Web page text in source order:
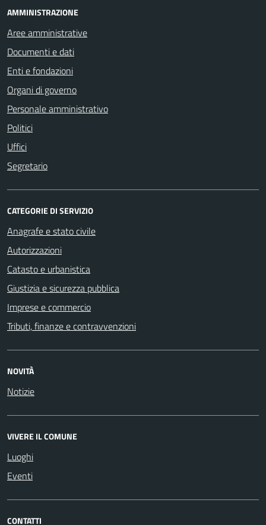
AMMINISTRAZIONE
Aree amministrative
Documenti e dati
Enti e fondazioni
Organi di governo
Personale amministrativo
Politici
Uffici
Segretario
CATEGORIE DI SERVIZIO
Anagrafe e stato civile
Autorizzazioni
Catasto e urbanistica
Giustizia e sicurezza pubblica
Imprese e commercio
Tributi, finanze e contravvenzioni
NOVITÀ
Notizie
VIVERE IL COMUNE
Luoghi
Eventi
CONTATTI